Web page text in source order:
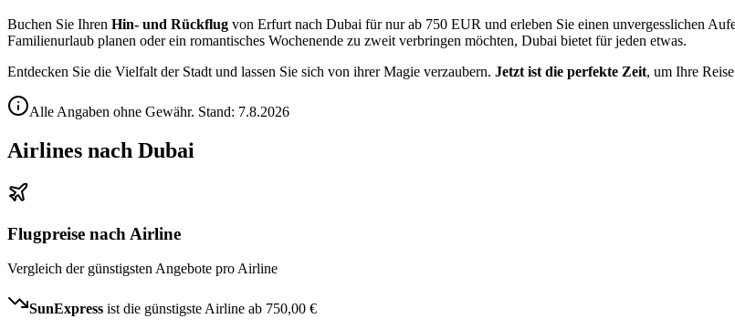
Buchen Sie Ihren Hin- und Rückflug von Erfurt nach Dubai für nur ab 750 EUR und erleben Sie einen unvergesslichen
Familienurlaub planen oder ein romantisches Wochenende zu zweit verbringen möchten, Dubai bietet für jeden etwas.
Entdecken Sie die Vielfalt der Stadt und lassen Sie sich von ihrer Magie verzaubern. Jetzt ist die perfekte Zeit, um Ihre
Alle Angaben ohne Gewähr. Stand: 7.8.2026
Airlines nach Dubai
Flugpreise nach Airline
Vergleich der günstigsten Angebote pro Airline
SunExpress ist die günstigste Airline ab 750,00 €